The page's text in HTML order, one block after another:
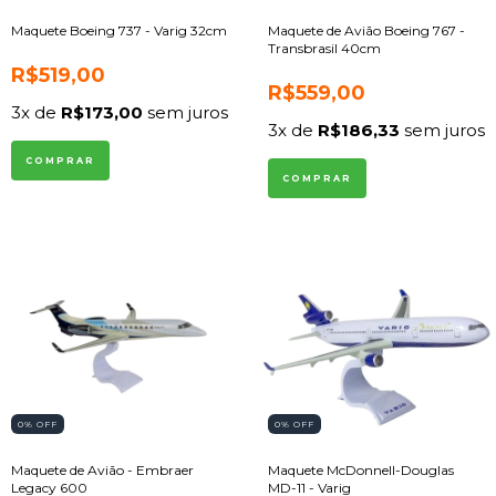
Maquete Boeing 737 - Varig 32cm
R$519,00
3x de R$173,00 sem juros
Maquete de Avião Boeing 767 -
Transbrasil 40cm
R$559,00
3x de R$186,33 sem juros
0% OFF
Maquete de Avião - Embraer
Legacy 600
0% OFF
Maquete McDonnell-Douglas
MD-11 - Varig